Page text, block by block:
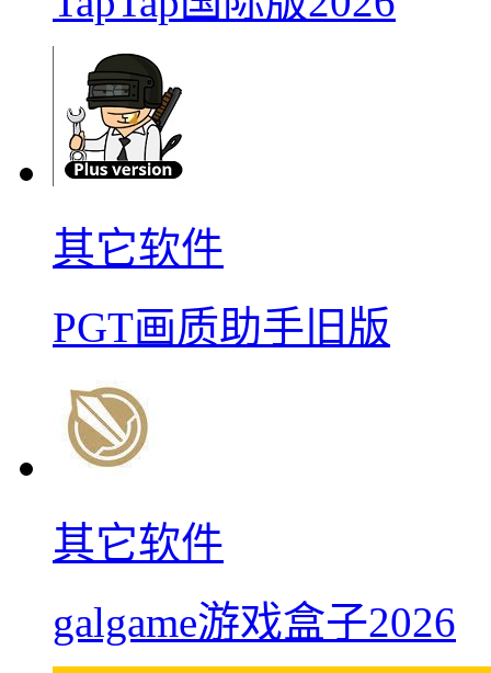
其它软件
PGT画质助手旧版
其它软件
galgame游戏盒子2026